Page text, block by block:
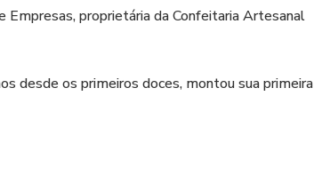
proprietária da Confeitaria Artesanal
desde os primeiros doces, montou sua primeira